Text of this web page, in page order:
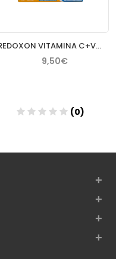
REDOXON VITAMINA C+VIT D+ZINC 15 COMP EFER
9,50€
(0)
+
+
+
+